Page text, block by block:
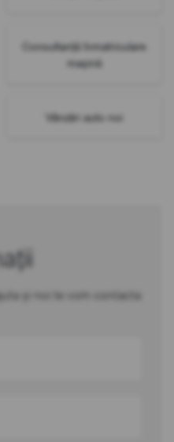
Consultanță înmatriculare
mașină
Vânzări auto noi
și noi te vom contacta